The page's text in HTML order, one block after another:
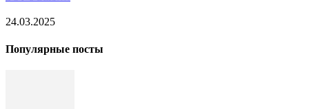
24.03.2025
Популярные посты